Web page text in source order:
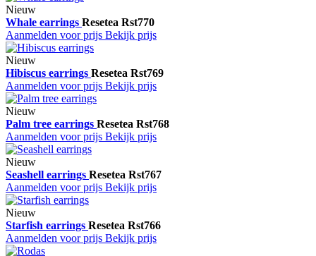
Nieuw
Whale earrings Resetea Rst770
Aanmelden voor prijs Bekijk prijs
Nieuw
Hibiscus earrings Resetea Rst769
Aanmelden voor prijs Bekijk prijs
Nieuw
Palm tree earrings Resetea Rst768
Aanmelden voor prijs Bekijk prijs
Nieuw
Seashell earrings Resetea Rst767
Aanmelden voor prijs Bekijk prijs
Nieuw
Starfish earrings Resetea Rst766
Aanmelden voor prijs Bekijk prijs